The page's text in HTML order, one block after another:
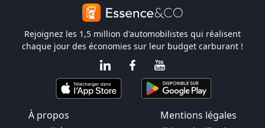
Rejoignez les 1,5 million d'automobilistes qui réalisent
chaque jour des économies sur leur budget carburant !
À propos Mentions légales